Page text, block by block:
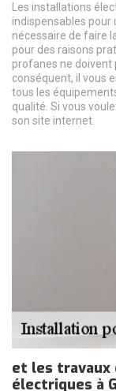
Les installations
indispensables
nécessaire de faire
pour des raisons
profanes ne doivent
conséquent, il vous
tous les
qualité. Si vous
son site internet.
et les travaux
électriques à